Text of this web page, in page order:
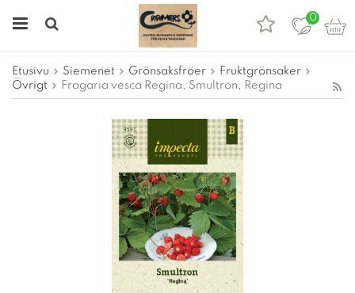
0
Etusivu Siemenet Grönsaksfröer
Fruktgrönsaker
Övrigt
Fragaria vesca Regina, Smultron, Regina